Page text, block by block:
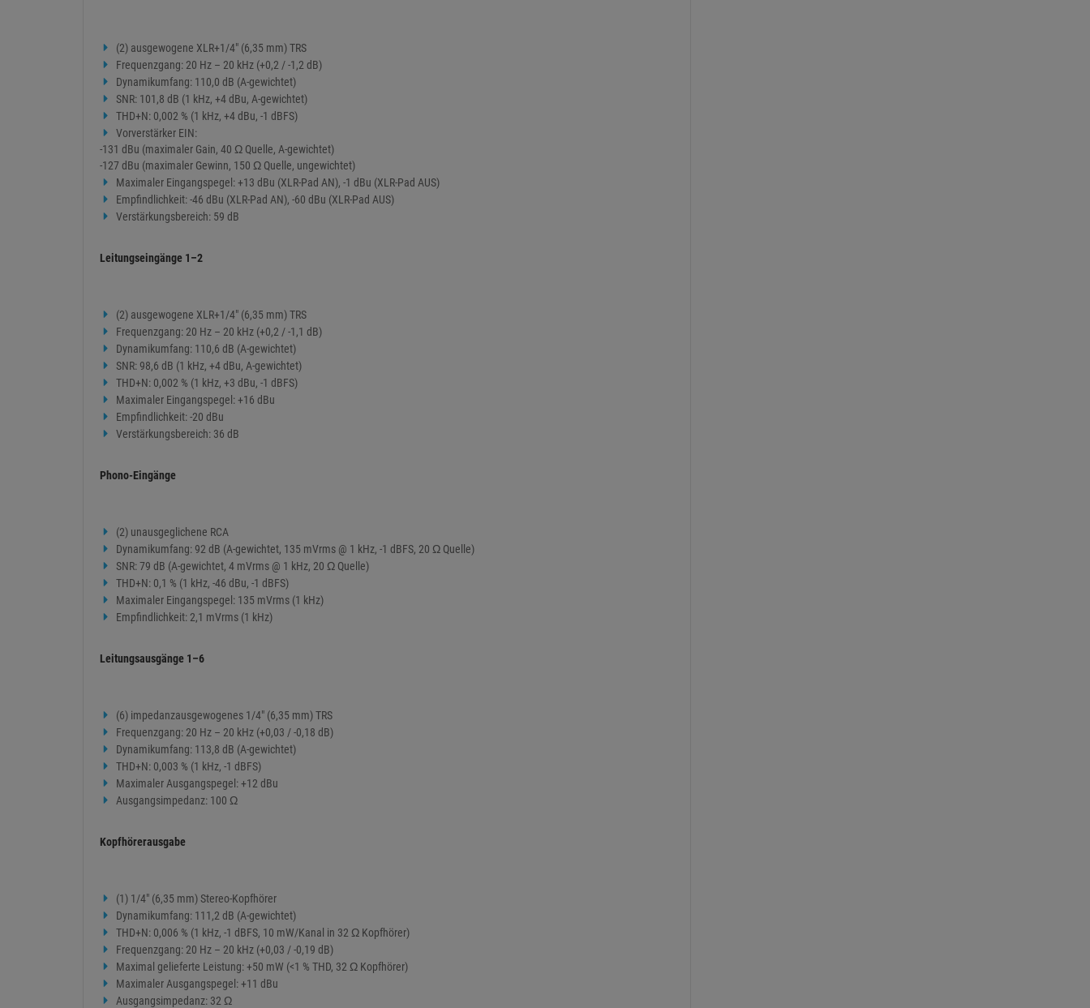
(2) ausgewogene XLR+1/4" (6,35 mm) TRS
Frequenzgang: 20 Hz – 20 kHz (+0,2 / -1,2 dB)
Dynamikumfang: 110,0 dB (A-gewichtet)
SNR: 101,8 dB (1 kHz, +4 dBu, A-gewichtet)
THD+N: 0,002 % (1 kHz, +4 dBu, -1 dBFS)
Vorverstärker EIN:
-131 dBu (maximaler Gain, 40 Ω Quelle, A-gewichtet)
-127 dBu (maximaler Gewinn, 150 Ω Quelle, ungewichtet)
Maximaler Eingangspegel: +13 dBu (XLR-Pad AN), -1 dBu (XLR-Pad AUS)
Empfindlichkeit: -46 dBu (XLR-Pad AN), -60 dBu (XLR-Pad AUS)
Verstärkungsbereich: 59 dB
Leitungseingänge 1–2
(2) ausgewogene XLR+1/4" (6,35 mm) TRS
Frequenzgang: 20 Hz – 20 kHz (+0,2 / -1,1 dB)
Dynamikumfang: 110,6 dB (A-gewichtet)
SNR: 98,6 dB (1 kHz, +4 dBu, A-gewichtet)
THD+N: 0,002 % (1 kHz, +3 dBu, -1 dBFS)
Maximaler Eingangspegel: +16 dBu
Empfindlichkeit: -20 dBu
Verstärkungsbereich: 36 dB
Phono-Eingänge
(2) unausgeglichene RCA
Dynamikumfang: 92 dB (A-gewichtet, 135 mVrms @ 1 kHz, -1 dBFS, 20 Ω Quelle)
SNR: 79 dB (A-gewichtet, 4 mVrms @ 1 kHz, 20 Ω Quelle)
THD+N: 0,1 % (1 kHz, -46 dBu, -1 dBFS)
Maximaler Eingangspegel: 135 mVrms (1 kHz)
Empfindlichkeit: 2,1 mVrms (1 kHz)
Leitungsausgänge 1–6
(6) impedanzausgewogenes 1/4" (6,35 mm) TRS
Frequenzgang: 20 Hz – 20 kHz (+0,03 / -0,18 dB)
Dynamikumfang: 113,8 dB (A-gewichtet)
THD+N: 0,003 % (1 kHz, -1 dBFS)
Maximaler Ausgangspegel: +12 dBu
Ausgangsimpedanz: 100 Ω
Kopfhörerausgabe
(1) 1/4" (6,35 mm) Stereo-Kopfhörer
Dynamikumfang: 111,2 dB (A-gewichtet)
THD+N: 0,006 % (1 kHz, -1 dBFS, 10 mW/Kanal in 32 Ω Kopfhörer)
Frequenzgang: 20 Hz – 20 kHz (+0,03 / -0,19 dB)
Maximal gelieferte Leistung: +50 mW (<1 % THD, 32 Ω Kopfhörer)
Maximaler Ausgangspegel: +11 dBu
Ausgangsimpedanz: 32 Ω